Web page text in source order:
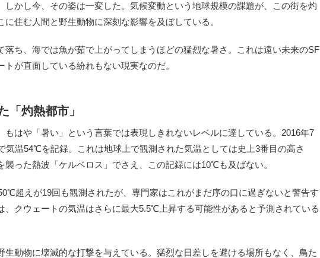
しかし今、その姿は一変した。気候変動という地球規模の課題が、この街を灼
に住む人間と野生動物に深刻な影響を及ぼしている。
ち、海では魚が茹で上がってしまうほどの猛烈な暑さ。これは遠い未来のSF
が直面している紛れもない現実なのだ。
「灼熱都市」
はや「暑い」という言葉では表現しきれないレベルに達している。2016年7
気温54℃を記録。これは地球上で観測された気温としては史上3番目の高さ
襲った熱波「ケルベロス」でさえ、この記録には10℃も及ばない。
超えが19回も観測されたが、専門家はこれがまだ序の口に過ぎないと警告す
、クウェートの気温はさらに最大5.5℃上昇する可能性があると予測されている
動物に壊滅的な打撃を与えている。猛烈な日差しを避ける場所もなく、鳥た